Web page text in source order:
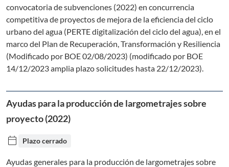
convocatoria de subvenciones (2022) en concurrencia
competitiva de proyectos de mejora de la eficiencia del ciclo
urbano del agua (PERTE digitalización del ciclo del agua), en el
marco del Plan de Recuperación, Transformación y Resiliencia
(Modificado por BOE 02/08/2023) (modificado por BOE
14/12/2023 amplia plazo solicitudes hasta 22/12/2023).
Ayudas para la producción de largometrajes sobre
proyecto (2022)
calendar_today Plazo cerrado
Ayudas generales para la producción de largometrajes sobre